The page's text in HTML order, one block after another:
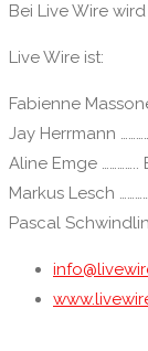
Bei Live Wire
Live Wire ist:
Fabienne
Jay Herrmann
Aline Emge …………..
Markus Lesch
Pascal